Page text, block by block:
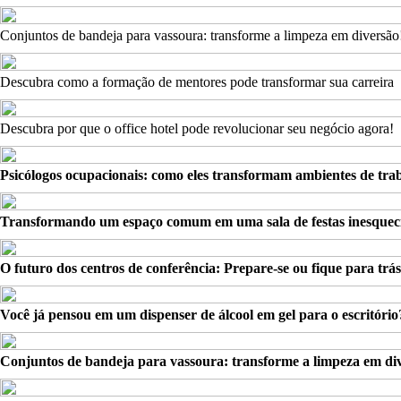
Conjuntos de bandeja para vassoura: transforme a limpeza em
Descubra como a formação de mentores pode transformar sua carreira
Descubra por que o office hotel pode revolucionar seu negócio agora!
Psicólogos ocupacionais: como eles transformam ambientes de
Transformando um espaço comum em uma sala de festas
O futuro dos centros de conferência: Prepare-se ou fique para
Você já pensou em um dispenser de álcool em gel para o
Conjuntos de bandeja para vassoura: transforme a limpeza em